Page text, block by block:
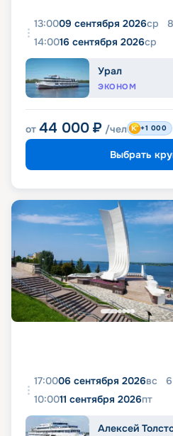
13:0009 сентября 2026ср 8
14:0016 сентября 2026ср
Урал
ЭКОНОМ
от 44 000 ₽ /чел +1 000
Выбрать
17:0006 сентября 2026вс 6
10:0011 сентября 2026пт
Алексей